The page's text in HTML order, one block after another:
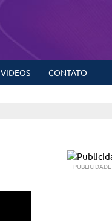
VIDEOS CONTATO
PUBLICIDADE